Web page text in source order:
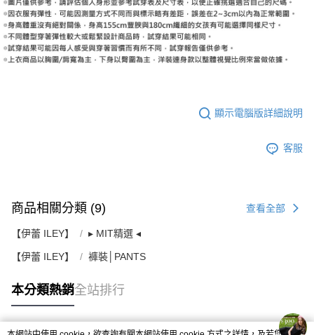
顯示電腦版詳細說明
客服
商品相關分類 (9) 查看全部
【伊蕾 ILEY】 ▸ MIT精選 ◂
【伊蕾 ILEY】 褲裝│PANTS
本分類熱銷全站排行